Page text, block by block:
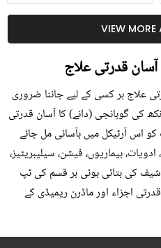
کیوں کھانا چاہیے؟
VIEW MORE
قدرتی علاج
علاج ہر کسی کے لیے جاننا ضروری
کی گوہانجی (دانے) کا آسان قدرتی
اس آرٹیکل میں بآسانی مل جائے
بیماریوں، فیشن، سیلیبریٹیز،
کی بتائی ہوئی ہر قسم کی ٹپ
اجزاء اور ماڈرن ریمیڈی کے